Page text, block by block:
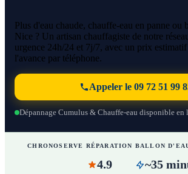
Plus d'eau chaude, chauffe-eau en panne ou
Nice ? Un artisan chauffagiste de notre
urgence 24h/24 et 7j/7, avec un prix estimatif
l'avance par téléphone.
Appeler le 09 72 51 99
Dépannage Cumulus & Chauffe-eau disponible en
CHRONOSERVE RÉPARATION BALLON
4.9 ~35